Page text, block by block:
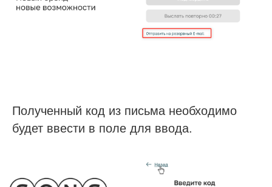
Полученный код из письма необходимо
будет ввести в поле для ввода.